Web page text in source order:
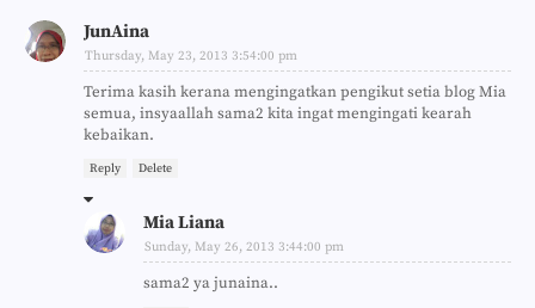
JunAina
Thursday, May 23, 2013 3:54:00 pm
Terima kasih kerana mengingatkan pengikut setia blog Mia
semua, insyaallah sama2 kita ingat mengingati kearah
kebaikan.
Reply Delete
Mia Liana
Sunday, May 26, 2013 3:44:00 pm
sama2 ya junaina..